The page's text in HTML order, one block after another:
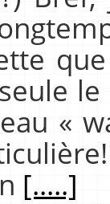
le
«
[.....]